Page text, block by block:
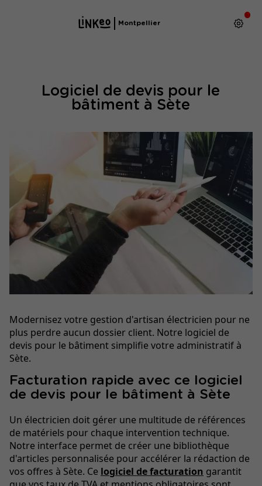
Montpellier
Logiciel de devis pour le
bâtiment à Sète
Modernisez votre gestion d'artisan électricien pour ne
plus perdre aucun dossier client. Notre logiciel de
devis pour le bâtiment simplifie votre administratif à
Sète.
Facturation rapide avec ce logiciel
de devis pour le bâtiment à Sète
Un électricien doit gérer une multitude de références
de matériels pour chaque intervention technique.
Notre interface permet de créer une bibliothèque
d'articles personnalisée pour accélérer la rédaction de
vos offres à Sète. Ce logiciel de facturation garantit